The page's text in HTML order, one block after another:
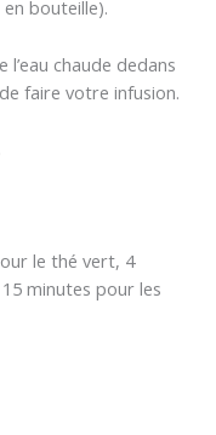
bouteille).
chaude dedans
faire votre infusion.
le thé vert, 4
minutes pour les